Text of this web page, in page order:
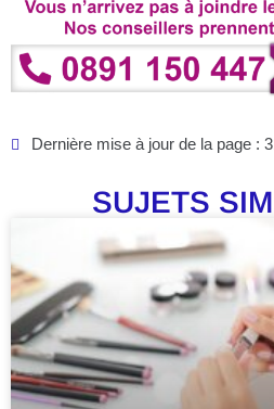
Dernière mise à jour de la page :
SUJETS